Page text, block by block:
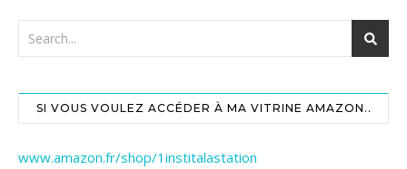
SI VOUS VOULEZ ACCÉDER À MA VITRINE AMAZON..
www.amazon.fr/shop/1institalastation